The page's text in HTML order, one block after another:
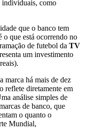
individuais, como
que o banco tem
o que está ocorrendo no
de futebol da TV
um investimento
marca há mais de dez
reflete diretamente em
análise simples de
de banco, que
o quanto o
Mundial,